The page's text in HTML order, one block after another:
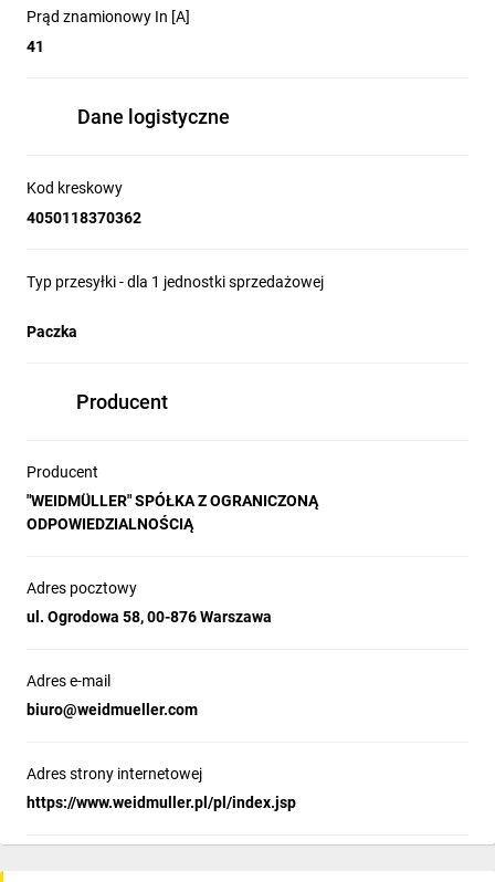
Prąd znamionowy In [A]
41
Dane logistyczne
Kod kreskowy
4050118370362
Typ przesyłki - dla 1 jednostki sprzedażowej
Paczka
Producent
Producent
"WEIDMÜLLER" SPÓŁKA Z OGRANICZONĄ
ODPOWIEDZIALNOŚCIĄ
Adres pocztowy
ul. Ogrodowa 58, 00-876 Warszawa
Adres e-mail
biuro@weidmueller.com
Adres strony internetowej
https://www.weidmuller.pl/pl/index.jsp